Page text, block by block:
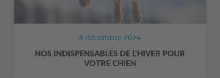
6 décembre 2024
NOS INDISPENSABLES DE L’HIVER POUR
VOTRE CHIEN